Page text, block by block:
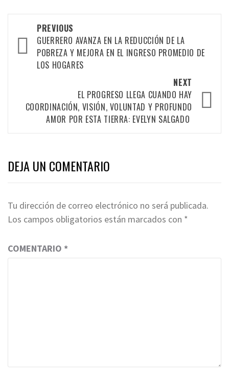
navigation
PREVIOUS
GUERRERO AVANZA EN LA REDUCCIÓN DE LA
POBREZA Y MEJORA EN EL INGRESO PROMEDIO DE
LOS HOGARES
NEXT
EL PROGRESO LLEGA CUANDO HAY
COORDINACIÓN, VISIÓN, VOLUNTAD Y PROFUNDO
AMOR POR ESTA TIERRA: EVELYN SALGADO
DEJA UN COMENTARIO
Tu dirección de correo electrónico no será publicada.
Los campos obligatorios están marcados con *
COMENTARIO *